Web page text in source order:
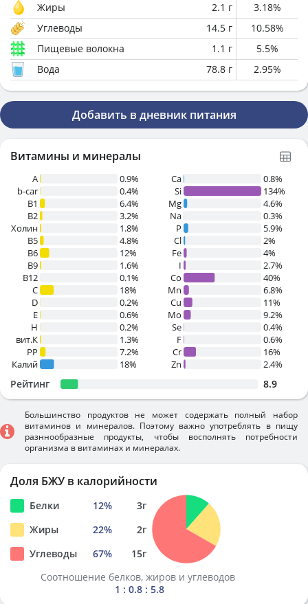
Жиры
2.1 г 3.18%
Углеводы
14.5 г 10.58%
Пищевые волокна
1.1 г 5.5%
Вода
78.8 г 2.95%
Добавить в дневник питания
Витамины и минералы
A
0.9%
b-car
0.4%
В1
6.4%
B2
3.2%
Холин
1.8%
B5
4.8%
B6
12%
B9
1.6%
B12
0.1%
C
18%
D
0.2%
E
0.6%
H
0.2%
вит.К
1.3%
PP
7.2%
Калий
18%
Ca
0.8%
Si
134%
Mg
4.6%
Na
0.3%
P
5.9%
Cl
2%
Fe
4%
I
2.7%
Co
40%
Mn
6.8%
Cu
11%
Mo
9.2%
Se
0.4%
F
0.6%
Cr
16%
Zn
2.4%
Рейтинг 8.9
Большинство продуктов не может содержать полный набор
витаминов и минералов. Поэтому важно употреблять в пищу
разннообразные продукты, чтобы восполнять потребности
организма в витаминах и минералах.
Доля БЖУ в калорийности
Белки 12% 3г
Жиры
22% 2г
Углеводы
67% 15г
Соотношение белков, жиров и углеводов
1 : 0.8 : 5.8